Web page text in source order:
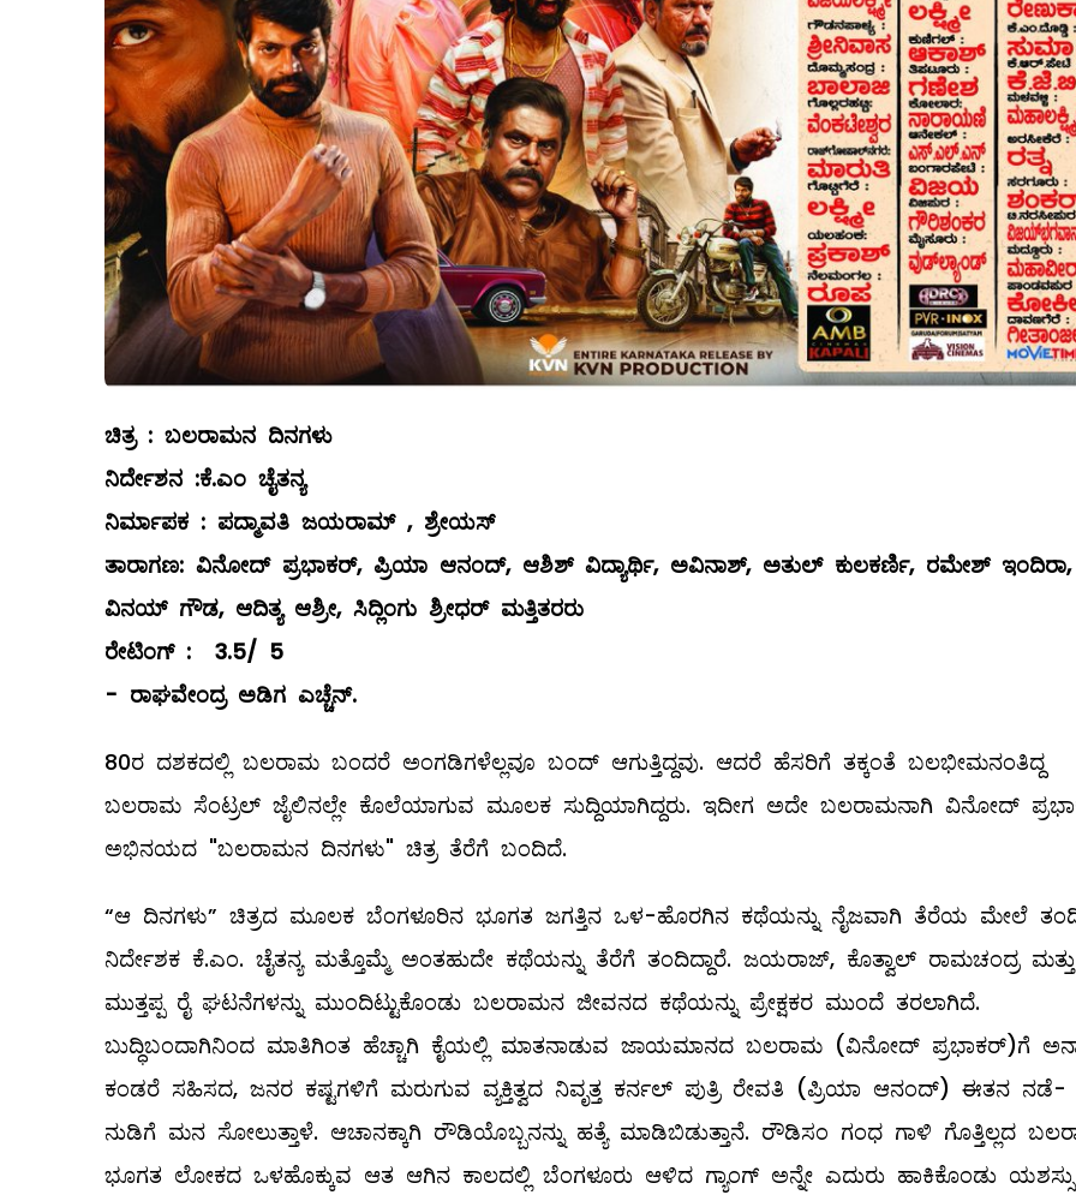
ಚಿತ್ರ: ಬಲರಾಮನ ದಿನಗಳು
ನಿರ್ದೇಶನ :ಕೆ.ಎಂ ಚೈತನ್ಯ
ನಿರ್ಮಾಪಕ: ಪದ್ಮಾವತಿ ಜಯರಾಮ್ , ಶ್ರೇಯಸ್
ತಾರಾಗಣ: ವಿನೋದ್ ಪ್ರಭಾಕರ್, ಪ್ರಿಯಾ ಆನಂದ್, ಆಶಿಶ್ ವಿದ್ಯಾರ್ಥಿ, ಅವಿನಾಶ್, ಅತುಲ್ ಕುಲಕರ್ಣಿ, ರಮೇಶ್ ಇಂದಿರಾ,
ವಿನಯ್ ಗೌಡ, ಆದಿತ್ಯ ಆಶ್ರೀ, ಸಿದ್ಲಿಂಗು ಶ್ರೀಧರ್ ಮತ್ತಿತರರು
ರೇಟಿಂಗ್: 3.5/ 5
- ರಾಘವೇಂದ್ರ ಅಡಿಗ ಎಚ್ಚೆನ್.
80ರ ದಶಕದಲ್ಲಿ ಬಲರಾಮ ಬಂದರೆ ಅಂಗಡಿಗಳೆಲ್ಲವೂ ಬಂದ್ ಆಗುತ್ತಿದ್ದವು. ಆದರೆ ಹೆಸರಿಗೆ ತಕ್ಕಂತೆ ಬಲಭೀಮನಂತಿದ್ದ
ಬಲರಾಮ ಸೆಂಟ್ರಲ್ ಜೈಲಿನಲ್ಲೇ ಕೊಲೆಯಾಗುವ ಮೂಲಕ ಸುದ್ದಿಯಾಗಿದ್ದರು. ಇದೀಗ ಅದೇ ಬಲರಾಮನಾಗಿ ವಿನೋದ್
ಅಭಿನಯದ "ಬಲರಾಮನ ದಿನಗಳು" ಚಿತ್ರ ತೆರೆಗೆ ಬಂದಿದೆ.
“ಆ ದಿನಗಳು” ಚಿತ್ರದ ಮೂಲಕ ಬೆಂಗಳೂರಿನ ಭೂಗತ ಜಗತ್ತಿನ ಒಳ-ಹೊರಗಿನ ಕಥೆಯನ್ನು ನೈಜವಾಗಿ ತೆರೆಯ ಮೇಲೆ
ನಿರ್ದೇಶಕ ಕೆ.ಎಂ. ಚೈತನ್ಯ ಮತ್ತೊಮ್ಮೆ ಅಂತಹುದೇ ಕಥೆಯನ್ನು ತೆರೆಗೆ ತಂದಿದ್ದಾರೆ. ಜಯರಾಜ್, ಕೊತ್ವಾಲ್ ರಾಮಚಂದ್ರ ಮತ್ತು
ಮುತ್ತಪ್ಪ ರೈ ಘಟನೆಗಳನ್ನು ಮುಂದಿಟ್ಟುಕೊಂಡು ಬಲರಾಮನ ಜೀವನದ ಕಥೆಯನ್ನು ಪ್ರೇಕ್ಷಕರ ಮುಂದೆ ತರಲಾಗಿದೆ.
ಬುದ್ಧಿಬಂದಾಗಿನಿಂದ ಮಾತಿಗಿಂತ ಹೆಚ್ಚಾಗಿ ಕೈಯಲ್ಲಿ ಮಾತನಾಡುವ ಜಾಯಮಾನದ ಬಲರಾಮ (ವಿನೋದ್ ಪ್ರಭಾಕರ್)ಗೆ
ಕಂಡರೆ ಸಹಿಸದ, ಜನರ ಕಷ್ಟಗಳಿಗೆ ಮರುಗುವ ವ್ಯಕ್ತಿತ್ವದ ನಿವೃತ್ತ ಕರ್ನಲ್ ಪುತ್ರಿ ರೇವತಿ (ಪ್ರಿಯಾ ಆನಂದ್) ಈತನ ನಡೆ-
ನುಡಿಗೆ ಮನ ಸೋಲುತ್ತಾಳೆ. ಆಚಾನಕ್ಕಾಗಿ ರೌಡಿಯೊಬ್ಬನನ್ನು ಹತ್ಯೆ ಮಾಡಿಬಿಡುತ್ತಾನೆ. ರೌಡಿಸಂ ಗಂಧ ಗಾಳಿ ಗೊತ್ತಿಲ್ಲದ
ಭೂಗತ ಲೋಕದ ಒಳಹೊಕ್ಕುವ ಆತ ಆಗಿನ ಕಾಲದಲ್ಲಿ ಬೆಂಗಳೂರು ಆಳಿದ ಗ್ಯಾಂಗ್ ಅನ್ನೇ ಎದುರು ಹಾಕಿಕೊಂಡು ಯಶಸ್ಸು